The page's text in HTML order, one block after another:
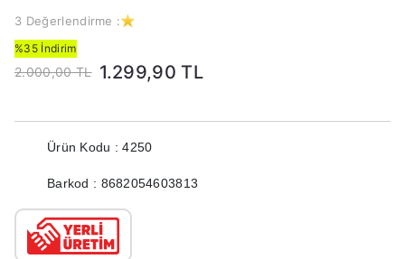
3 Değerlendirme :
%35 İndirim
2.000,00 TL 1.299,90 TL
Ürün Kodu : 4250
Barkod : 8682054603813